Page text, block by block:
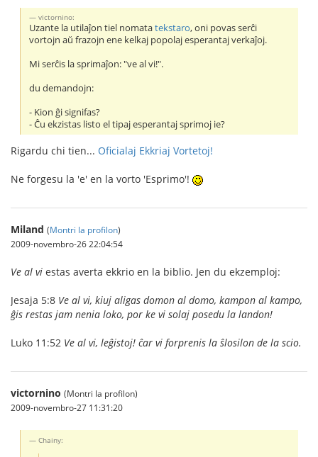
victornino:
Uzante la utilaĵon tiel nomatatekstaro, oni povas serĉi
vortojn aŭ frazojn ene kelkaj popolaj esperantaj verkaĵoj.
Mi serĉis la sprimaĵon: "ve al vi!".
du demandojn:
- Kion ĝi signifas?
- Ĉu ekzistas listo el tipaj esperantaj sprimoj ie?
Rigardu chi tien... Oficialaj Ekkriaj Vortetoj!
Ne forgesu la 'e' en la vorto 'Esprimo'!
Miland (Montri la profilon)
2009-novembro-26 22:04:54
Ve al vi estas averta ekkrio en la biblio. Jen du ekzemploj:
Jesaja 5:8 Ve al vi, kiuj aligas domon al domo, kampon al kampo,
ĝis restas jam nenia loko, por ke vi solaj posedu la landon!
Luko 11:52 Ve al vi, leĝistoj! ĉar vi forprenis la ŝlosilon de la scio.
victornino (Montri la profilon)
2009-novembro-27 11:31:20
Chainy: